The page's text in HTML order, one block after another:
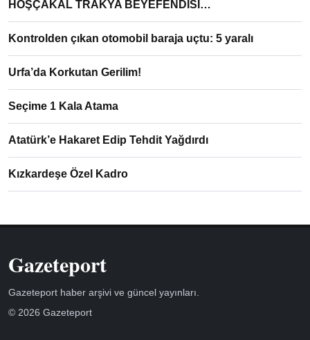
HOŞÇAKAL TRAKYA BEYEFENDİSİ…
Kontrolden çıkan otomobil baraja uçtu: 5 yaralı
Urfa’da Korkutan Gerilim!
Seçime 1 Kala Atama
Atatürk’e Hakaret Edip Tehdit Yağdırdı
Kızkardeşe Özel Kadro
Gazeteport
Gazeteport haber arşivi ve güncel yayınları.
© 2026 Gazeteport